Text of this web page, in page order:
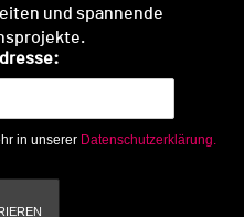
🟥 Livestreams
Ensemble
und spannende
in unserer Datenschutzerklärung.